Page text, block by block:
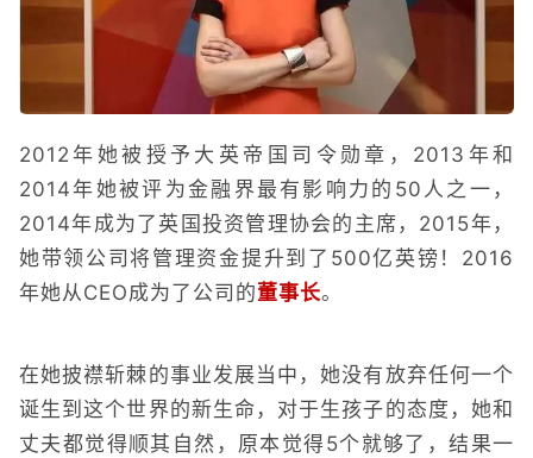
2012年她被授予大英帝国司令勋章，2013年和
2014年她被评为金融界最有影响力的50人之一，
2014年成为了英国投资管理协会的主席，2015年，
她带领公司将管理资金提升到了500亿英镑！2016
年她从CEO成为了公司的董事长。
在她披襟斩棘的事业发展当中，她没有放弃任何一个
诞生到这个世界的新生命，对于生孩子的态度，她和
丈夫都觉得顺其自然，原本觉得5个就够了，结果一